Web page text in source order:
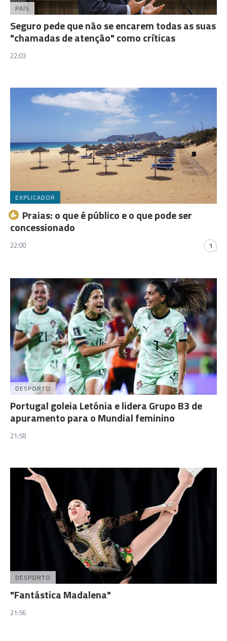
PAÍS
Seguro pede que não se encarem todas as suas
"chamadas de atenção" como críticas
22:03
EXPLICADOR
Praias: o que é público e o que pode ser
concessionado
22:00 1
DESPORTO
Portugal goleia Letónia e lidera Grupo B3 de
apuramento para o Mundial feminino
21:58
DESPORTO
"Fantástica Madalena"
21:56